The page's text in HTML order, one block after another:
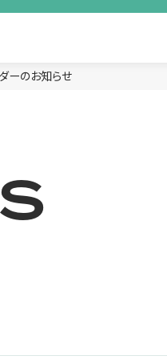
ーのお知らせ